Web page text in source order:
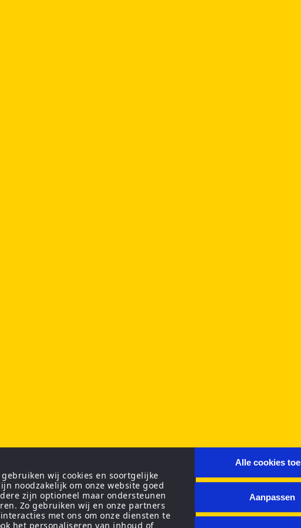
wij cookies en soortgelijke
noodzakelijk om onze website goed
zijn optioneel maar ondersteunen
Zo gebruiken wij en onze partners
met ons om onze diensten te
het personaliseren van inhoud of
Alle cookies
Aanpassen